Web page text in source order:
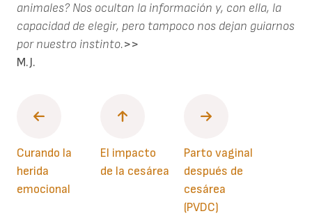
animales? Nos ocultan la información y, con ella, la
capacidad de elegir, pero tampoco nos dejan guiarnos
por nuestro instinto.>>
M.J.
Curando la
herida
emocional
El impacto
de la cesárea
Parto vaginal
después de
cesárea
(PVDC)